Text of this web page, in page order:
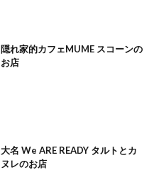
隠れ家的カフェMUME スコーンの
お店
大名 We ARE READY タルトとカ
ヌレのお店